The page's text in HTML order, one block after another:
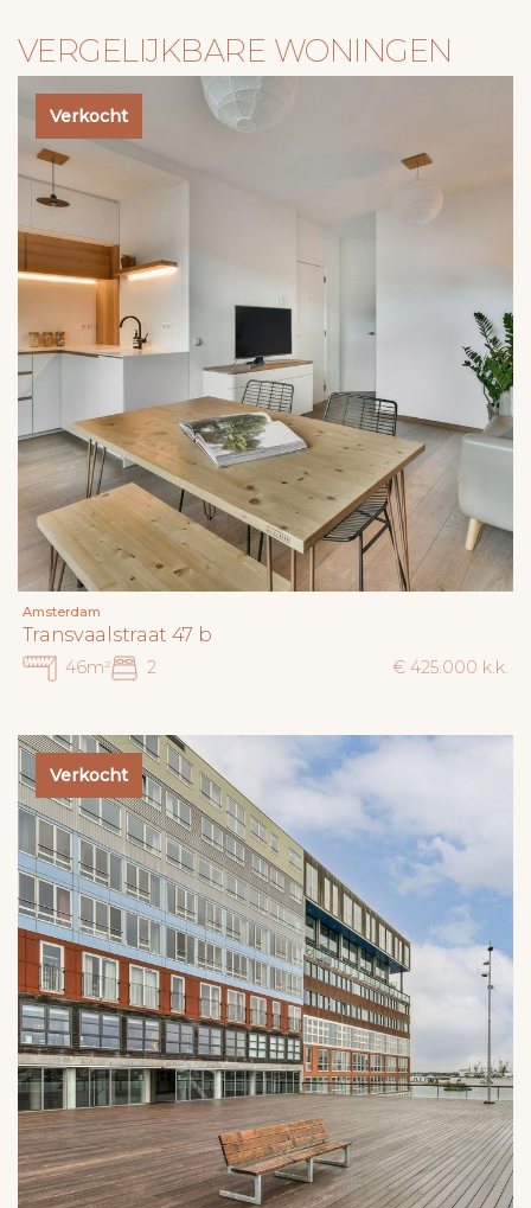
VERGELIJKBARE WONINGEN
Verkocht
Amsterdam
Transvaalstraat 47 b
46m² 2 € 425.000 k.k.
Verkocht